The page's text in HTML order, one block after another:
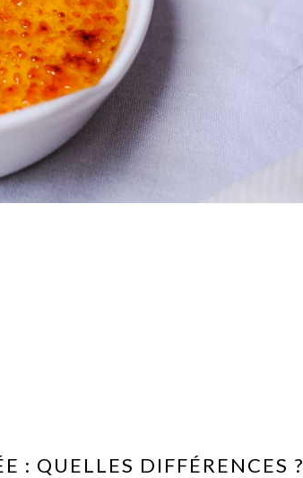
: QUELLES DIFFÉRENCES ?